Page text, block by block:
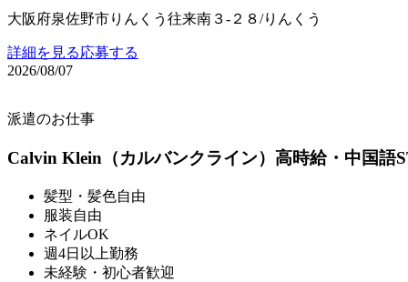
大阪府泉佐野市りんくう往来南３‐２８/りんくう
詳細を見る応募する
2026/08/07
派遣のお仕事
Calvin Klein（カルバンクライン）高時給・中国語
髪型・髪色自由
服装自由
ネイルOK
週4日以上勤務
未経験・初心者歓迎